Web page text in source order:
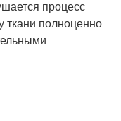
процесс
ткани полноценно